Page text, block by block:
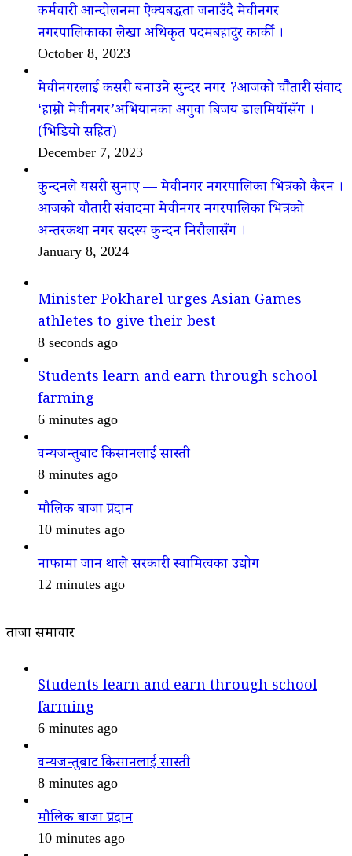
कर्मचारी आन्दोलनमा ऐक्यबद्धता जनाउँदै मेचीनगर
नगरपालिकाका लेखा अधिकृत पदमबहादुर कार्की ।
October 8, 2023
मेचीनगरलाई कसरी बनाउने सुन्दर नगर ?आजको चौैतारी संवाद
‘हाम्रो मेचीनगर’अभियानका अगुवा बिजय डालमियाँसँग ।
(भिडियो सहित)
December 7, 2023
कुन्दनले यसरी सुनाए — मेचीनगर नगरपालिका भित्रको कैरन ।
आजको चौतारी संवादमा मेचीनगर नगरपालिका भित्रको
अन्तरकथा नगर सदस्य कुन्दन निरौलासँग ।
January 8, 2024
Minister Pokharel urges Asian Games
athletes to give their best
8 seconds ago
Students learn and earn through school
farming
6 minutes ago
वन्यजन्तुबाट किसानलाई सास्ती
8 minutes ago
मौलिक बाजा प्रदान
10 minutes ago
नाफामा जान थाले सरकारी स्वामित्वका उद्योग
12 minutes ago
ताजा समाचार
Students learn and earn through school
farming
6 minutes ago
वन्यजन्तुबाट किसानलाई सास्ती
8 minutes ago
मौलिक बाजा प्रदान
10 minutes ago